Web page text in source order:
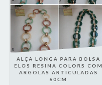
ALÇA LONGA PARA BOLSA
ELOS RESINA COLORS COM
ARGOLAS ARTICULADAS
60CM